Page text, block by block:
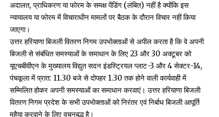
अदालत, प्राधिकरण या फोरम के समक्ष पेंडिंग (लंबित) नहीं है क्योंकि इस
न्यायालय या फोरम में विचाराधीन मामलों पर बैठक के दौरान विचार नहीं किया
जाएगा।
उत्तर हरियाणा बिजली वितरण निगम उपभोक्ताओं से अपील करता है कि वे अपनी
बिजली से संबंधित समस्याओं के समाधान के लिए 23 और 30 अक्टूबर को
यूएचबीवीएन के मुख्यालय विद्युत सदन इंडस्ट्रियल प्लाट-3 और 4 सेक्टर-14,
पंचकूला में प्रात: 11.30 बजे से दोपहर 1.30 तक होने वाली कार्यवाही में
सम्मिलित होकर अपनी समस्याओं का समाधान करवाएं। उत्तर हरियाणा बिजली
वितरण निगम प्रदेश के सभी उपभोक्ताओं को निरंतर एवं निर्बाध बिजली आपूर्ति
मुहैया करवाने के लिए वचनबद्ध है।